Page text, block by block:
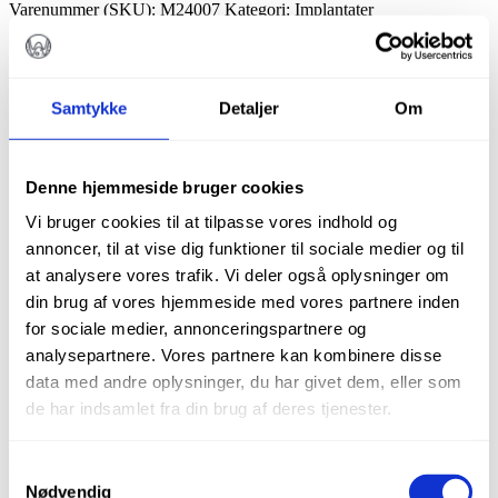
Samtykke Detaljer Om
Denne hjemmeside bruger cookies
Vi bruger cookies til at tilpasse vores indhold og
annoncer, til at vise dig funktioner til sociale medier og til
at analysere vores trafik. Vi deler også oplysninger om
din brug af vores hjemmeside med vores partnere inden
for sociale medier, annonceringspartnere og
analysepartnere. Vores partnere kan kombinere disse
data med andre oplysninger, du har givet dem, eller som
de har indsamlet fra din brug af deres tjenester.
Nødvendig
Taper
implantater
Længde
mm,
steril
antal
Varenummer (SKU): M24007 Kategori: Implantater
Beskrivelse
Beskrivelse
Meisinger implantat Bone level taper Ø 4,8
Længde 12 mm, inkl. steril dækskrue.
(varenr.M22099)